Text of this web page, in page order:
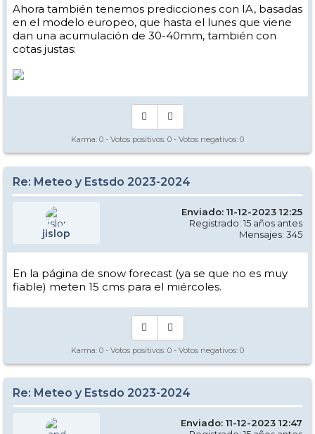
Ahora también tenemos predicciones con IA, basadas
en el modelo europeo, que hasta el lunes que viene
dan una acumulación de 30-40mm, también con
cotas justas:
Karma: 0 - Votos positivos: 0 - Votos negativos: 0
Re: Meteo y Estsdo 2023-2024
jislop
Enviado: 11-12-2023 12:25
Registrado: 15 años antes
Mensajes: 345
En la página de snow forecast (ya se que no es muy
fiable) meten 15 cms para el miércoles.
Karma: 0 - Votos positivos: 0 - Votos negativos: 0
Re: Meteo y Estsdo 2023-2024
Enviado: 11-12-2023 12:47